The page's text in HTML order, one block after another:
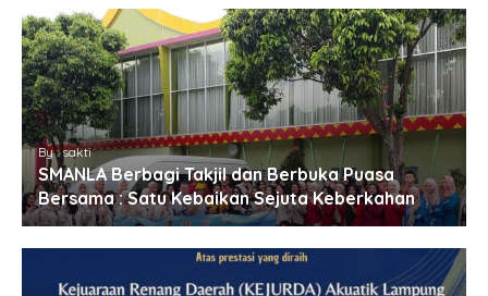
By : sakti
SMANLA Berbagi Takjil dan Berbuka Puasa
Bersama : Satu Kebaikan Sejuta Keberkahan